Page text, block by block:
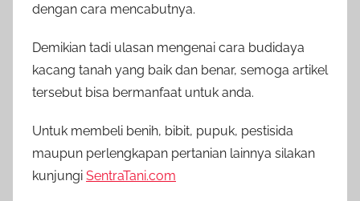
dengan cara mencabutnya.
Demikian tadi ulasan mengenai cara budidaya
kacang tanah yang baik dan benar, semoga artikel
tersebut bisa bermanfaat untuk anda.
Untuk membeli benih, bibit, pupuk, pestisida
maupun perlengkapan pertanian lainnya silakan
kunjungi SentraTani.com